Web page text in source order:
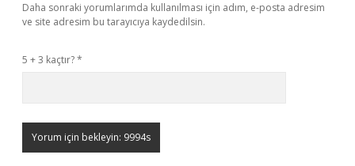
Daha sonraki yorumlarımda kullanılması için adım, e-posta adresim
ve site adresim bu tarayıcıya kaydedilsin.
5 + 3 kaçtır?*